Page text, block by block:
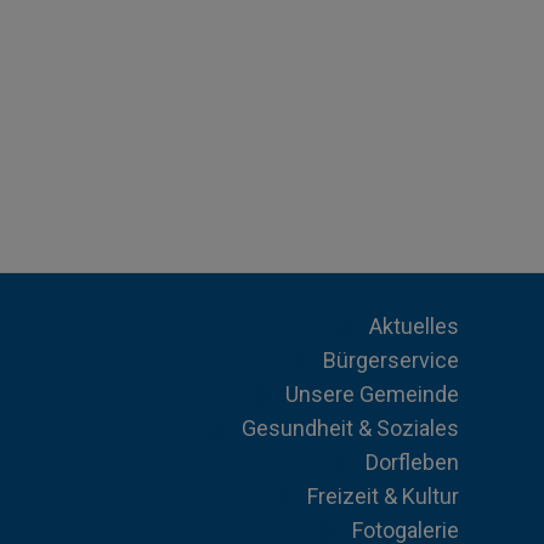
Aktuelles
Bürgerservice
Unsere Gemeinde
Gesundheit & Soziales
Dorfleben
Freizeit & Kultur
Fotogalerie